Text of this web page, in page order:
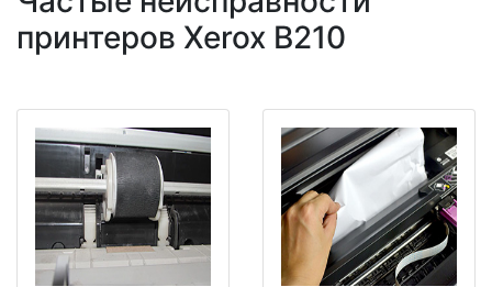
принтеров Xerox B210